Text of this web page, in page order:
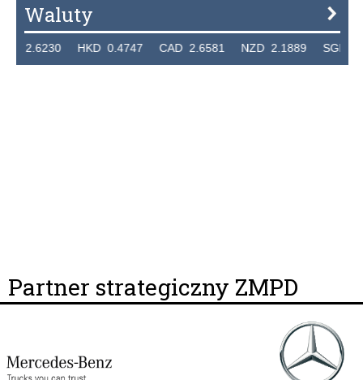
Waluty
HKD 0.4747 CAD 2.6581 NZD 2.1889 SGD
Partner strategiczny ZMPD